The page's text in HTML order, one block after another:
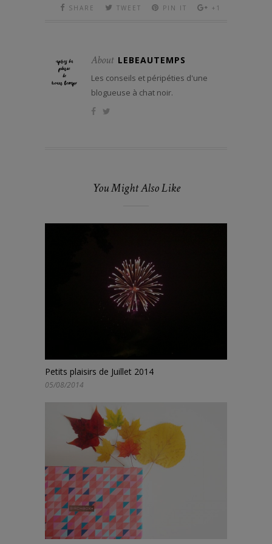
SHARE
TWEET PIN IT +1
About LEBEAUTEMPS
Les conseils et péripéties d'une
blogueuse à chat noir.
You Might Also Like
Petits plaisirs de Juillet 2014
05/08/2014